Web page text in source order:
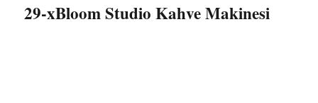
29-xBloom Studio Kahve Makinesi